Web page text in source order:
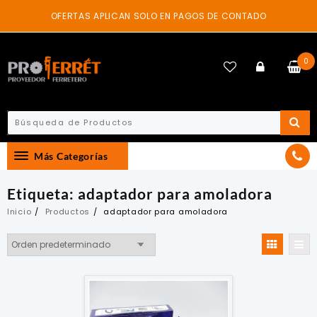
content
OFERTAS APLICAN SOLO EN PAGOS DE CONTADO
0
Más Categorías
Etiqueta: adaptador para amoladora
Inicio Productos adaptador para amoladora